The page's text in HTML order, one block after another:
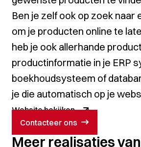
Ben je zelf ook op zoek naar
om je producten online te
heb je ook allerhande
productinformatie in je ERP
boekhoudsysteem of
je die automatisch op je
Website bekijken
Contacteer ons
Meer realisaties